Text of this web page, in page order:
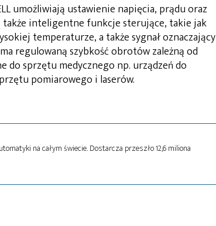
umożliwiają ustawienie napięcia, prądu oraz
także inteligentne funkcje sterujące, takie jak
temperaturze, a także sygnał oznaczający
regulowaną szybkość obrotów zależną od
do sprzętu medycznego np. urządzeń do
pomiarowego i laserów.
na całym świecie. Dostarcza przeszło 12,6 miliona